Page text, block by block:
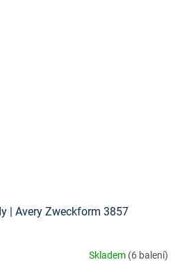
| Avery Zweckform 3857
Skladem (6 balení)